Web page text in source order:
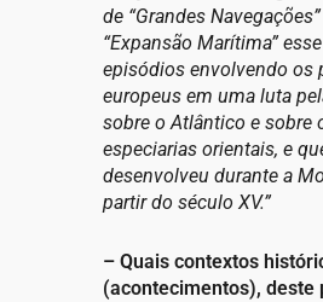
de “Grandes
“Expansão Marítima”
episódios envolvendo os
europeus em uma luta
sobre o Atlântico e sobre
especiarias orientais, e
desenvolveu durante a
partir do século XV.”
– Quais contextos
(acontecimentos), deste